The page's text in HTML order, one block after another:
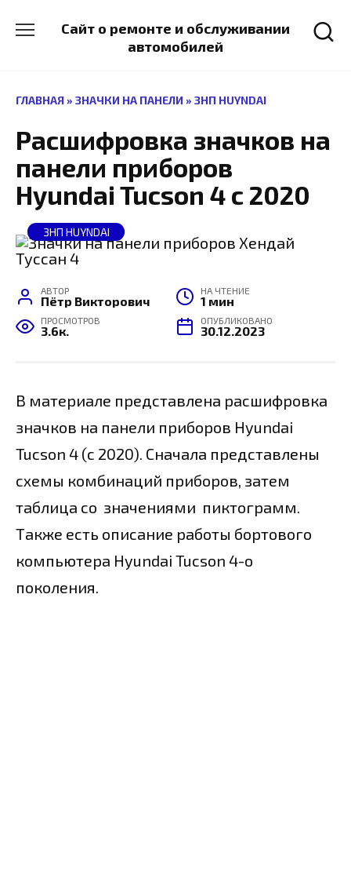
содержанию
Сайт о ремонте и обслуживании
автомобилей
ГЛАВНАЯ » ЗНАЧКИ НА ПАНЕЛИ » ЗНП HUYNDAI
Расшифровка значков на
панели приборов
Hyundai Tucson 4 с 2020
ЗНП HUYNDAI
АВТОР
Пётр Викторович
НА ЧТЕНИЕ
1 мин
ПРОСМОТРОВ
3.6к.
ОПУБЛИКОВАНО
30.12.2023
В материале представлена расшифровка
значков на панели приборов Hyundai
Tucson 4 (с 2020). Сначала представлены
схемы комбинаций приборов, затем
таблица со значениями пиктограмм.
Также есть описание работы бортового
компьютера Hyundai Tucson 4-о
поколения.